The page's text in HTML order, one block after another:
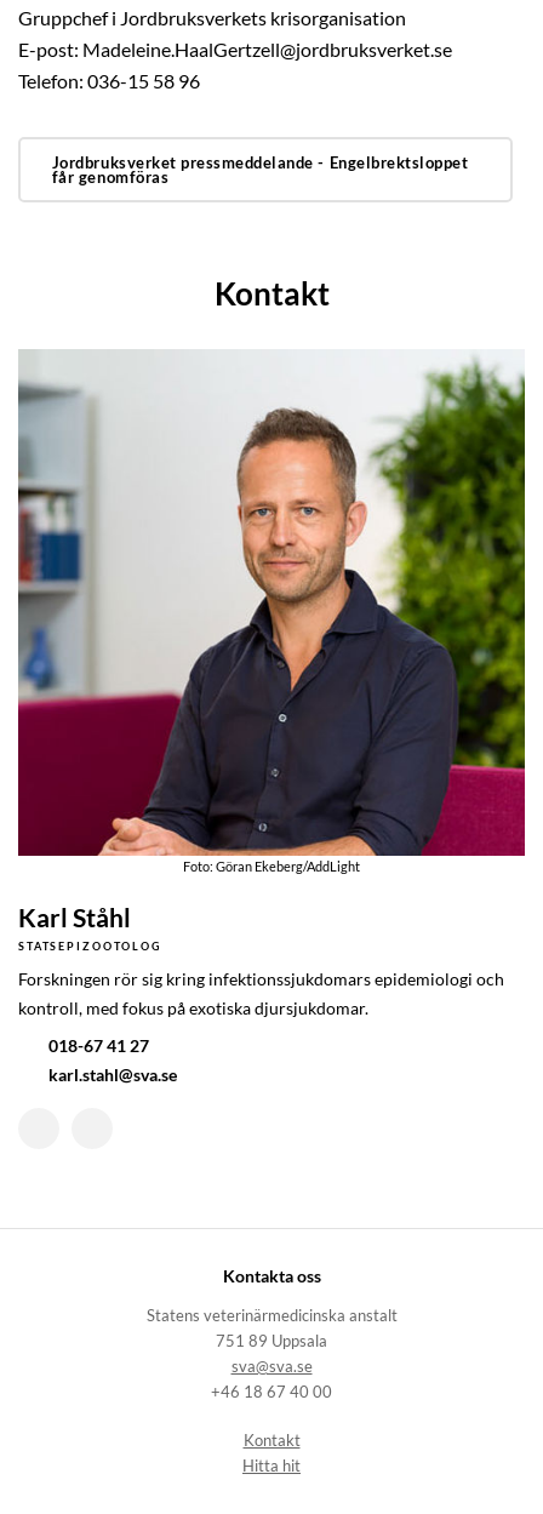
Gruppchef i Jordbruksverkets krisorganisation
E-post: Madeleine.HaalGertzell@jordbruksverket.se
Telefon: 036-15 58 96
Jordbruksverket pressmeddelande - Engelbrektsloppet
får genomföras
Kontakt
Foto: Göran Ekeberg/AddLight
Karl Ståhl
STATSEPIZOOTOLOG
Forskningen rör sig kring infektionssjukdomars epidemiologi och
kontroll, med fokus på exotiska djursjukdomar.
018-67 41 27
karl.stahl@sva.se
Kontakta oss
Statens veterinärmedicinska anstalt
751 89 Uppsala
sva@sva.se
+46 18 67 40 00
Kontakt
Hitta hit